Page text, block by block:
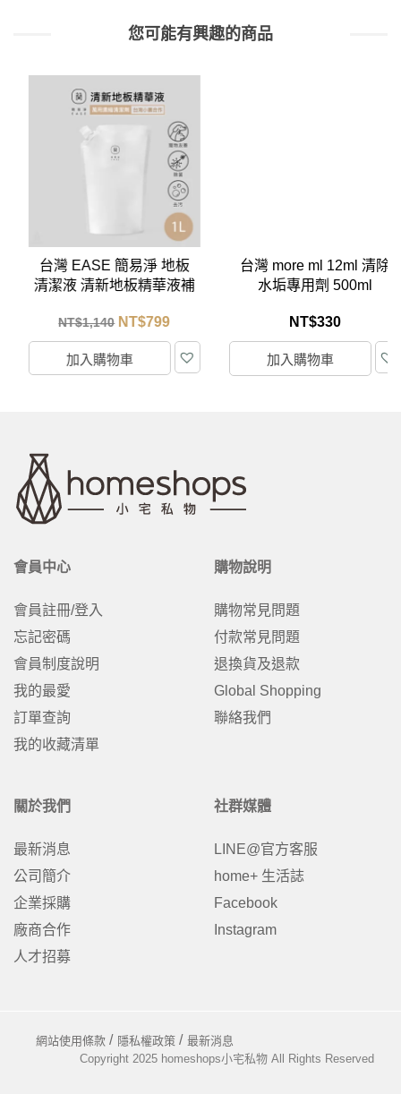
您可能有興趣的商品
台灣 EASE 簡易淨 地板
清潔液 清新地板精華液補
NT$1,140 NT$799
加入購物車
台灣 more ml 12ml 清除
水垢專用劑 500ml
NT$330
加入購物車
會員中心
會員註冊/登入
忘記密碼
會員制度說明
我的最愛
訂單查詢
我的收藏清單
購物說明
購物常見問題
付款常見問題
退換貨及退款
Global Shopping
聯絡我們
關於我們
最新消息
公司簡介
企業採購
廠商合作
人才招募
社群媒體
LINE@官方客服
home+ 生活誌
Facebook
Instagram
網站使用條款 隱私權政策
最新消息
Copyright 2025 homeshops小宅私物 All Rights Reserved